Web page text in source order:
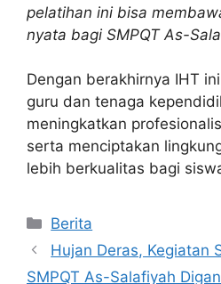
pelatihan ini bisa
nyata bagi SMPQT As-
Dengan berakhirnya IHT
guru dan tenaga
meningkatkan
serta menciptakan
lebih berkualitas bagi
Berita
Hujan Deras, Kegiatan
SMPQT As-Salafiyah